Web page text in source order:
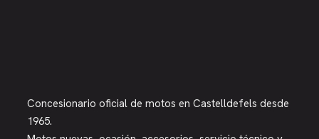
Concesionario oficial de motos en Castelldefels desde
1965.